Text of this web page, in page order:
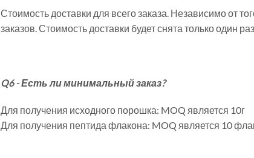
Стоимость доставки для всего заказа. Независимо от
заказов. Стоимость доставки будет снята только один
Q6 - Есть ли минимальный заказ?
Для получения исходного порошка: MOQ является 10г
Для получения пептида флакона: MOQ является 10